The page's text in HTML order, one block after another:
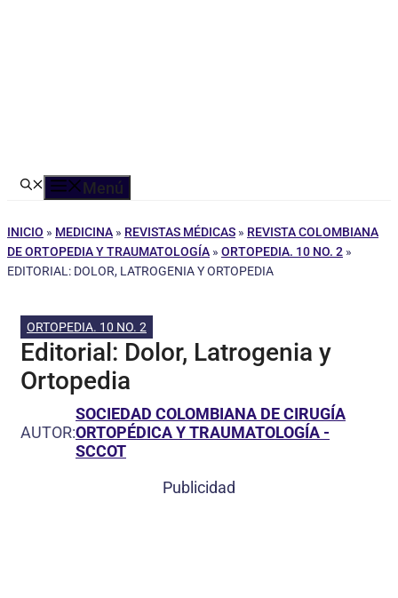
Menú
INICIO » MEDICINA » REVISTAS MÉDICAS » REVISTA COLOMBIANA
DE ORTOPEDIA Y TRAUMATOLOGÍA » ORTOPEDIA. 10 NO. 2 »
EDITORIAL: DOLOR, LATROGENIA Y ORTOPEDIA
ORTOPEDIA. 10 NO. 2
Editorial: Dolor, Latrogenia y
Ortopedia
AUTOR:
SOCIEDAD COLOMBIANA DE CIRUGÍA
ORTOPÉDICA Y TRAUMATOLOGÍA -
SCCOT
Publicidad